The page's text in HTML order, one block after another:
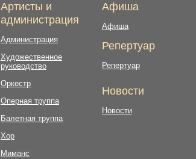
Артисты и
администрация
Администрация
Художественное
руководство
Оркестр
Оперная труппа
Балетная труппа
Хор
Миманс
Афиша
Афиша
Репертуар
Репертуар
Новости
Новости